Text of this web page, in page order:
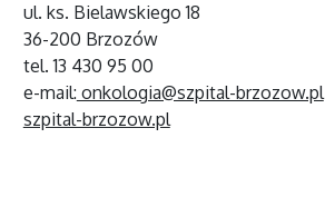
ul. ks. Bielawskiego 18
36-200 Brzozów
tel. 13 430 95 00
e-mail: onkologia@szpital-brzozow.pl
szpital-brzozow.pl